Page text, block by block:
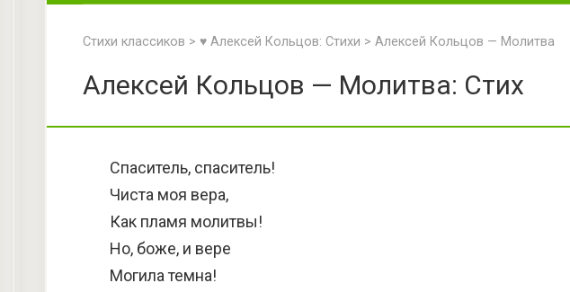
Стихи классиков > ♥ Алексей Кольцов: Стихи > Алексей Кольцов — Молитва
Алексей Кольцов — Молитва: Стих
Спаситель, спаситель!
Чиста моя вера,
Как пламя молитвы!
Но, боже, и вере
Могила темна!